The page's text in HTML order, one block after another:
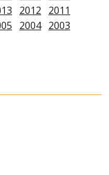
2012
2011
2004 2003